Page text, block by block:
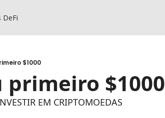
DeFi
$1000
primeiro $1000
EM CRIPTOMOEDAS